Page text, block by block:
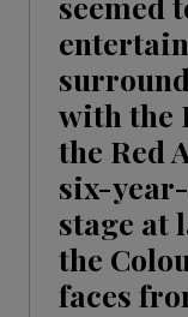
with the
the Red
six-
stage at
the
faces